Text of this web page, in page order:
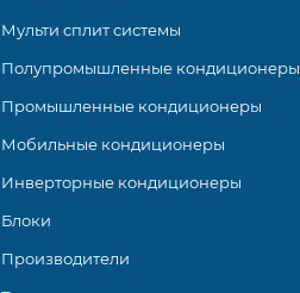
Мульти сплит системы
Полупромышленные кондиционеры
Промышленные кондиционеры
Мобильные кондиционеры
Инверторные кондиционеры
Блоки
Производители